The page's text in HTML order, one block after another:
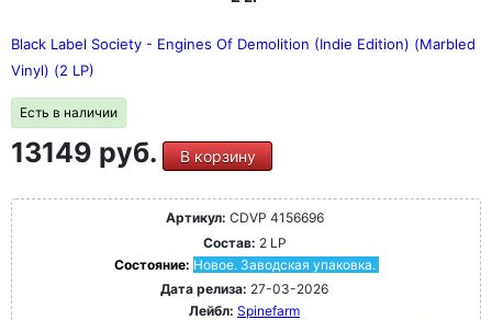
сдается.
Black Label Society - Engines Of Demolition (Indie Edition) (Marbled
Vinyl) (2 LP)
Есть в наличии
13149 руб. В корзину
Артикул: CDVP 4156696
Состав: 2 LP
Состояние: Новое. Заводская упаковка.
Дата релиза: 27-03-2026
Лейбл: Spinefarm